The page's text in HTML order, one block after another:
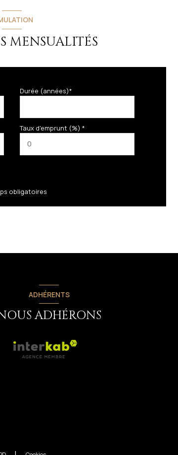
MENSUALITÉS
Durée (années)*
Taux d'emprunt (%) *
obligatoires
ADHÉRENTS
ADHÉRONS